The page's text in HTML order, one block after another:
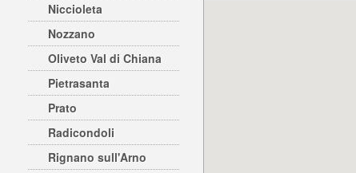
Niccioleta
Nozzano
Oliveto Val di Chiana
Pietrasanta
Prato
Radicondoli
Rignano sull'Arno